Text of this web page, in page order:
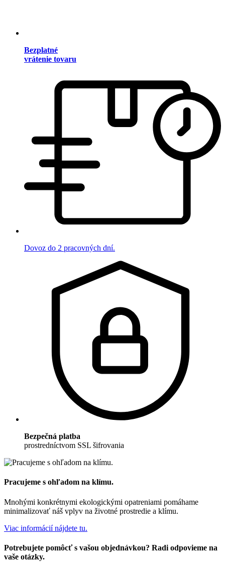
Bezplatné
vrátenie tovaru
Dovoz do 2 pracovných dní.
Bezpečná platba
prostredníctvom SSL šifrovania
Pracujeme s ohľadom na klímu.
Mnohými konkrétnymi ekologickými opatreniami pomáhame
minimalizovať náš vplyv na životné prostredie a klímu.
Viac informácií nájdete tu.
Potrebujete pomôcť s vašou objednávkou? Radi odpovieme na
vaše otázky.